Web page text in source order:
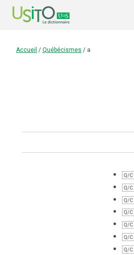
Accueil / Québécismes / a
Q/C
Q/C
Q/C
Q/C
Q/C
Q/C
Q/C